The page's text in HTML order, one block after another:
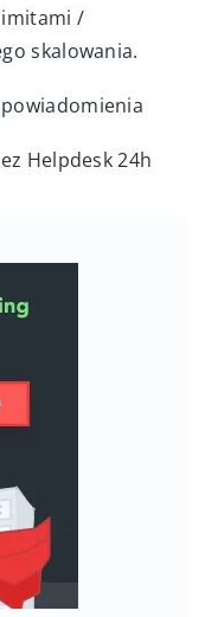
/
skalowania.
Helpdesk 24h